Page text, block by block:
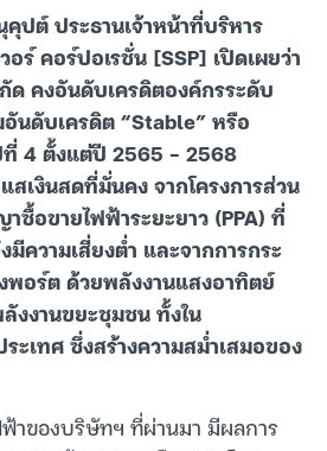
คุปต์ ประธานเจ้าหน้าที่บริหาร
อร์ คอร์ปอเรชั่น [SSP] เปิดเผยว่า
ด คงอันดับเครดิตองค์กรระดับ
อันดับเครดิต “Stable” หรือ
4 ตั้งแต่ปี 2565 – 2568
สเงินสดที่มั่นคง จากโครงการส่วน
อขายไฟฟ้าระยะยาว (PPA) ที่
ความเสี่ยงต่ำ และจากการกระ
พอร์ต ด้วยพลังงานแสงอาทิตย์
งงานขยะชุมชน ทั้งใน
ะเทศ ซึ่งสร้างความสม่ำเสมอของ
ฟ้าของบริษัทฯ ที่ผ่านมา มีผลการ